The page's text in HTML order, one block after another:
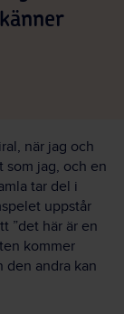
när jag och
som jag, och en
tar del i
uppstår
”det här är en
kommer
den andra kan